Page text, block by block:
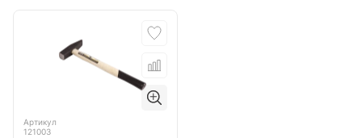
Артикул
121003